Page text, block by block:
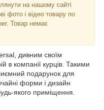
на нашому сайті
фото і відео товару по
Товар немає
дивним своїм
в компанії курців. Такими
подарунок для
форми і дизайн
якого приміщення.